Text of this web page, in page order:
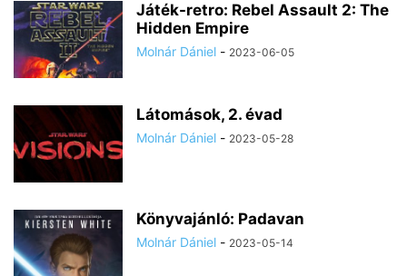
Játék-retro: Rebel Assault 2: The
Hidden Empire
Molnár Dániel - 2023-06-05
Látomások, 2. évad
Molnár Dániel - 2023-05-28
Könyvajánló: Padavan
Molnár Dániel - 2023-05-14